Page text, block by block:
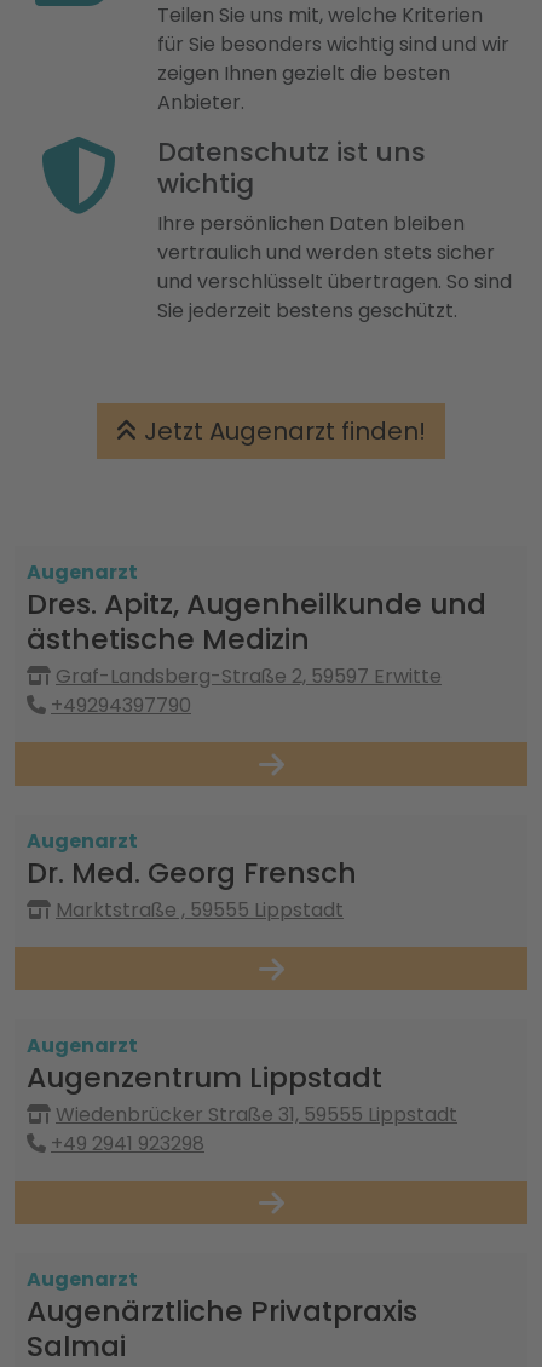
Teilen Sie uns mit, welche Kriterien
für Sie besonders wichtig sind und wir
zeigen Ihnen gezielt die besten
Anbieter.
Datenschutz ist uns
wichtig
Ihre persönlichen Daten bleiben
vertraulich und werden stets sicher
und verschlüsselt übertragen. So sind
Sie jederzeit bestens geschützt.
Jetzt Augenarzt finden!
Augenarzt
Dres. Apitz, Augenheilkunde und
ästhetische Medizin
Graf-Landsberg-Straße 2, 59597 Erwitte
+49294397790
Augenarzt
Dr. Med. Georg Frensch
Marktstraße , 59555 Lippstadt
Augenarzt
Augenzentrum Lippstadt
Wiedenbrücker Straße 31, 59555 Lippstadt
+49 2941 923298
Augenarzt
Augenärztliche Privatpraxis
Salmai